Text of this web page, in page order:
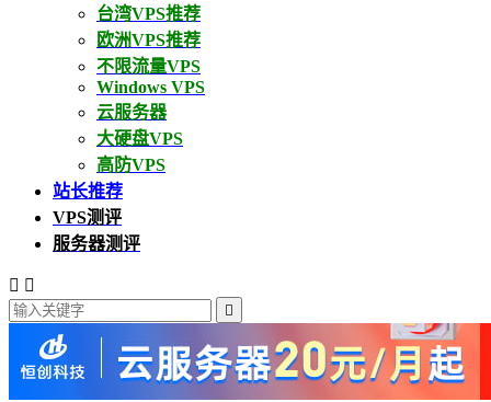
台湾VPS推荐
欧洲VPS推荐
不限流量VPS
Windows VPS
云服务器
大硬盘VPS
高防VPS
站长推荐
VPS测评
服务器测评
 
